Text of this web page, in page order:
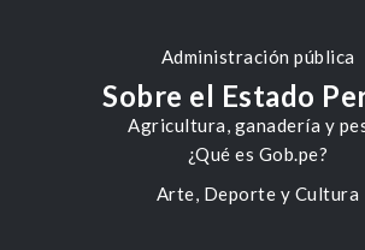
Administración pública
Agricultura, ganadería y
Arte, Deporte y Cultura
Sobre el Estado
¿Qué es Gob.pe?